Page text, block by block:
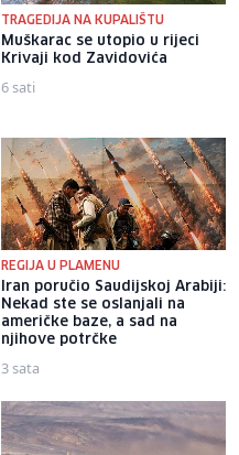
TRAGEDIJA NA KUPALIŠTU
Muškarac se utopio u rijeci
Krivaji kod Zavidovića
6 sati
REGIJA U PLAMENU
Iran poručio Saudijskoj Arabiji:
Nekad ste se oslanjali na
američke baze, a sad na
njihove potrčke
3 sata